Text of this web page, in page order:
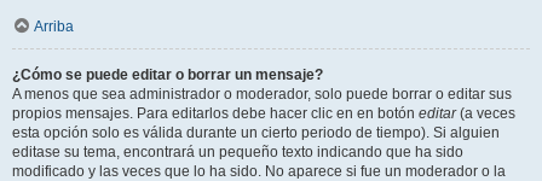
Arriba
¿Cómo se puede editar o borrar un mensaje?
A menos que sea administrador o moderador, solo puede borrar o editar sus
propios mensajes. Para editarlos debe hacer clic en en botón editar(a veces
esta opción solo es válida durante un cierto periodo de tiempo). Si alguien
editase su tema, encontrará un pequeño texto indicando que ha sido
modificado y las veces que lo ha sido. No aparece si fue un moderador o la